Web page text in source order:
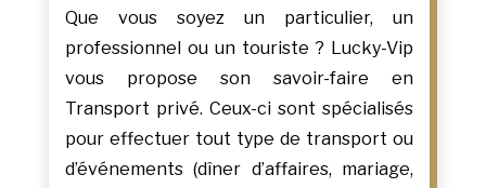
Que vous soyez un particulier, un
professionnel ou un touriste ? Lucky-Vip
vous propose son savoir-faire en
Transport privé. Ceux-ci sont spécialisés
pour effectuer tout type de transport ou
d’événements (dîner d’affaires, mariage,